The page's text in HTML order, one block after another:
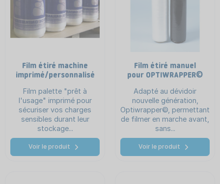
Film étiré machine
imprimé/personnalisé
Film palette "prêt à
l'usage" imprimé pour
sécuriser vos charges
sensibles durant leur
stockage...
Voir le produit
Film étiré manuel
pour OPTIWRAPPER©
Adapté au dévidoir
nouvelle génération,
Optiwrapper©, permettant
de filmer en marche avant,
sans...
Voir le produit